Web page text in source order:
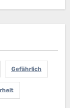
Gefährlich